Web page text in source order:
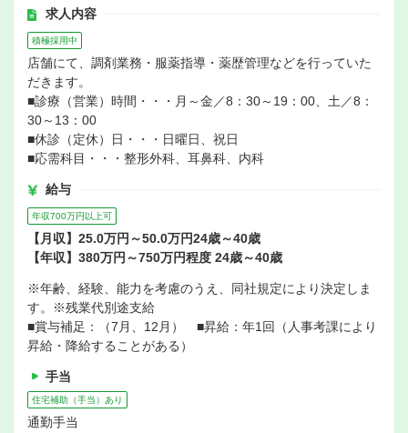
求人内容
積極採用中
店舗にて、調剤業務・服薬指導・薬歴管理などを行っていた
だきます。
■診療（営業）時間・・・月～金／8：30～19：00、土／8：
30～13：00
■休診（定休）日・・・日曜日、祝日
■応需科目・・・整形外科、耳鼻科、内科
給与
年収700万円以上可
【月収】25.0万円～50.0万円24歳～40歳
【年収】380万円～750万円程度 24歳～40歳
※年齢、経験、能力を考慮のうえ、同社規定により決定しま
す。※残業代別途支給
■賞与補足：（7月、12月） ■昇給：年1回（人事考課により
昇給・降給することがある）
手当
住宅補助（手当）あり
通勤手当